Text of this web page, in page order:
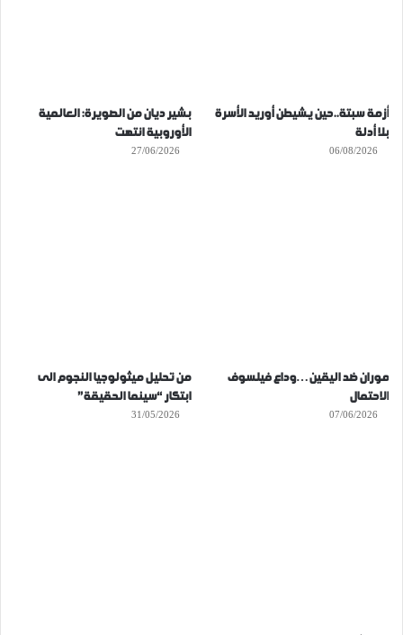
أزمة سبتة..حين يشيطن أوريد الأسرة
بلا أدلة
06/08/2026
بشير ديان من الصويرة: العالمية
الأوروبية انتهت
27/06/2026
موران ضد اليقين…وداع فيلسوف
الاحتمال
07/06/2026
من تحليل ميثولوجيا النجوم الى
ابتكار “سينما الحقيقة”
31/05/2026